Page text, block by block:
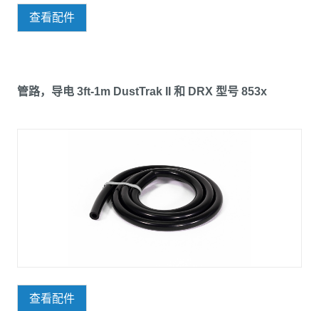
查看配件
管路，导电 3ft-1m DustTrak II 和 DRX 型号 853x
查看配件